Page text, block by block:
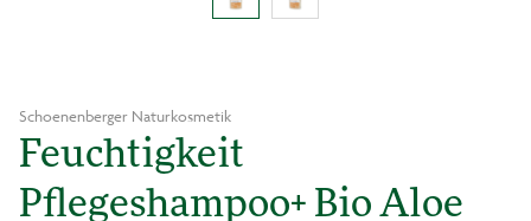
Schoenenberger Naturkosmetik
Feuchtigkeit
Pflegeshampoo+ Bio Aloe